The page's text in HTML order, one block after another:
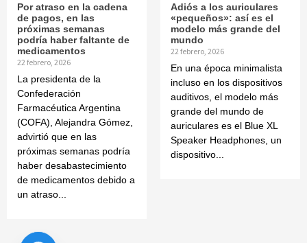
Por atraso en la cadena
de pagos, en las
próximas semanas
podría haber faltante de
medicamentos
22 febrero, 2026
La presidenta de la
Confederación
Farmacéutica Argentina
(COFA), Alejandra Gómez,
advirtió que en las
próximas semanas podría
haber desabastecimiento
de medicamentos debido a
un atraso...
Adiós a los auriculares
«pequeños»: así es el
modelo más grande del
mundo
22 febrero, 2026
En una época minimalista
incluso en los dispositivos
auditivos, el modelo más
grande del mundo de
auriculares es el Blue XL
Speaker Headphones, un
dispositivo...